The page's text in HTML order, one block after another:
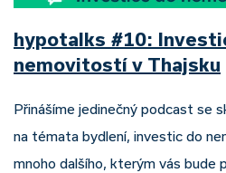
hypotalks #10:
nemovitostí v Thajsku
Přinášíme jedinečný podcast se
na témata bydlení, investic do
mnoho dalšího, kterým vás bude